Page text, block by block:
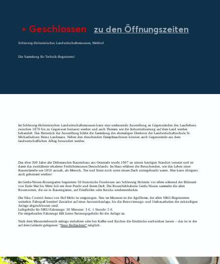
Geschlossen zu den Öffnungszeiten
Schleswig-Holsteinisches Landwirtschaftsmuseum, Meldorf
Die Sammlung für Technik-Begeisterte!
Im Schleswig-Holsteinischen Landwirtschaftsmuseum kann eine umfassende Ausstellung an Gegenständen des Landlebens
zwischen 1870 bis zu Gegenwart bestaunt werden und auch Themen wie die Industrialisierung auf dem Land werden
behandelt. Das Herzstück der Ausstellung bildet die Sammlung des ehemaligen Direktors der Landwirtschaftsschule St.
Michaelisdonn Heinz Landmann. Neben den dreschenden Dampfmaschinen können auch Gegenstände aus dem
landwirtschaftlichen Alltag bewundert werden.
Das über 300 Jahre alte Dithmarscher Bauernhaus aus Osterrade wurde 1907 an seinen heutigen Standort versetzt und ist
damit das zweitälteste erhaltene Freilichtmuseum Deutschlands. Im Haus erfahren die Besuchenden, wie das Leben einer
Bauernfamilie um 1850 aussah, als Mensch, Tier und Ernte noch unter einem Dach untergebracht waren. Hier kann übrigens
auch geheiratet werden!
Im Gerda-Nissen-Rosengarten begeistern 50 historische Fundrosen aus Schleswig Holstein vor allem während der Blütezeit
von Ende Mai bis Mitte Juli mit ihrer Pracht und ihrem Duft. Die Rosenliebhaberin Gerda Nissen sammelte die alten
Rosensorten, die sie in Bauerngärten, auf Friedhöfen oder Knicks wiederentdeckte.
Die Siku Control Arena von Hof Mohr ist umgezogen. Neu im Museum ist der AgriDome, der allen SIKU-Begeisterten
weiterhin Fahrspaß bereitet! Zunächst auf einer Ausweichanlage, bis die Renovierungs- und Umbauarbeiten der zukünftigen
Anlage abgeschlossen sind.
Leihgebühr für SIKU-Fahrzeuge: 30 Minuten: 3 €, 1 Stunde: 5 €.
Für mitgebrachte Fahrzeuge fällt keine Nutzungsgebühr für die Anlage an.
Nach dem Museumsbesuch mittags einkehren oder bei Kaffee und Kuchen die Eindrücke nachwirken lassen – das ist in der
auf dem Gelände gelegenen "Neue Holländerei“ möglich.